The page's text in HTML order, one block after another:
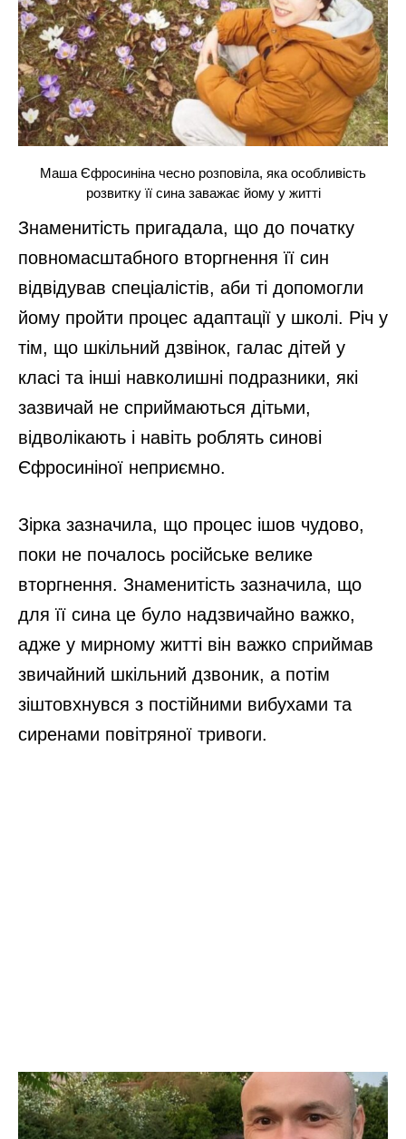
Маша Єфросиніна чесно розповіла, яка особливість
розвитку її сина заважає йому у житті
Знаменитість пригадала, що до початку
повномасштабного вторгнення її син
відвідував спеціалістів, аби ті допомогли
йому пройти процес адаптації у школі. Річ у
тім, що шкільний дзвінок, галас дітей у
класі та інші навколишні подразники, які
зазвичай не сприймаються дітьми,
відволікають і навіть роблять синові
Єфросиніної неприємно.
Зірка зазначила, що процес ішов чудово,
поки не почалось російське велике
вторгнення. Знаменитість зазначила, що
для її сина це було надзвичайно важко,
адже у мирному житті він важко сприймав
звичайний шкільний дзвоник, а потім
зіштовхнувся з постійними вибухами та
сиренами повітряної тривоги.